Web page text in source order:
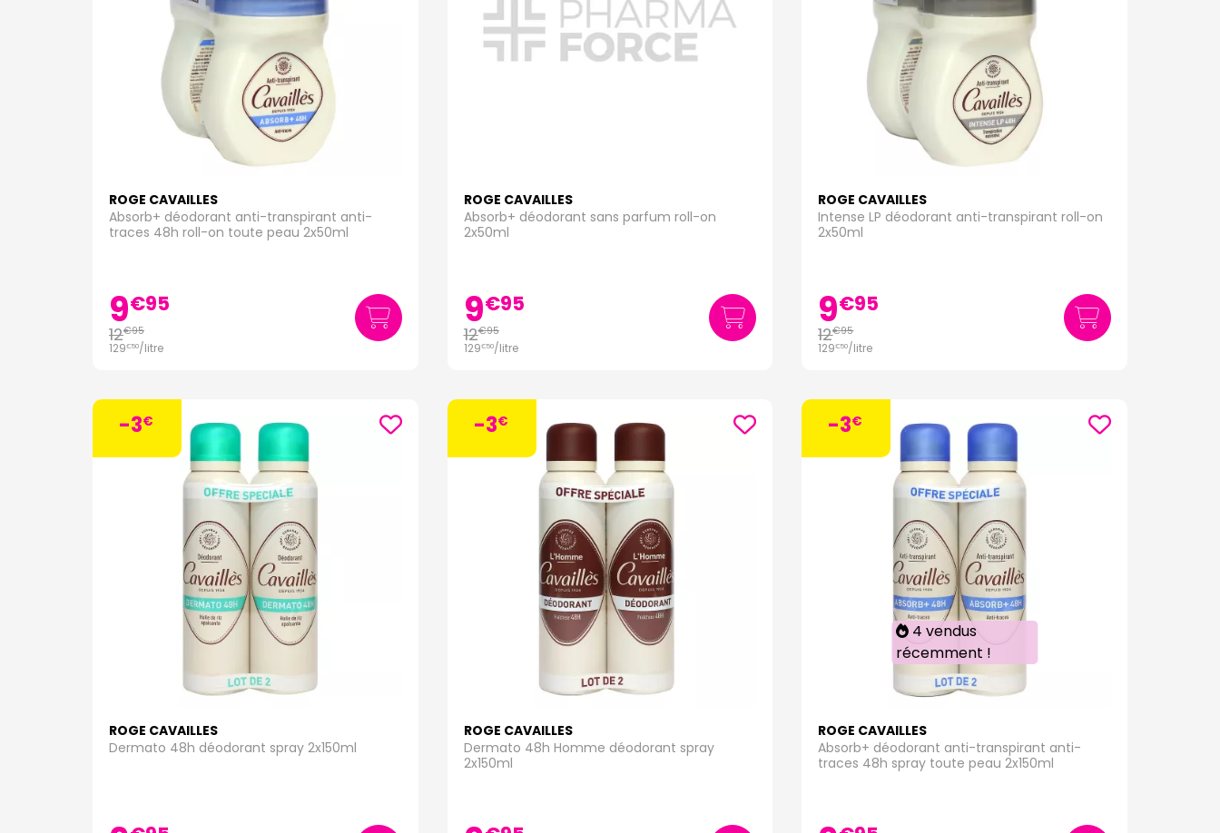
ROGE CAVAILLES
Absorb+ déodorant anti-transpirant anti-
traces 48h roll-on toute peau 2x50ml
9€95
12€95
129€50/litre
ROGE CAVAILLES
Absorb+ déodorant sans parfum roll-on
2x50ml
9€95
12€95
129€50/litre
ROGE CAVAILLES
Intense LP déodorant anti-transpirant roll-on
2x50ml
9€95
12€95
129€50/litre
-3€
ROGE CAVAILLES
Dermato 48h déodorant spray 2x150ml
-3€
ROGE CAVAILLES
Dermato 48h Homme déodorant spray
2x150ml
-3€
4 vendus
récemment !
ROGE CAVAILLES
Absorb+ déodorant anti-transpirant anti-
traces 48h spray toute peau 2x150ml